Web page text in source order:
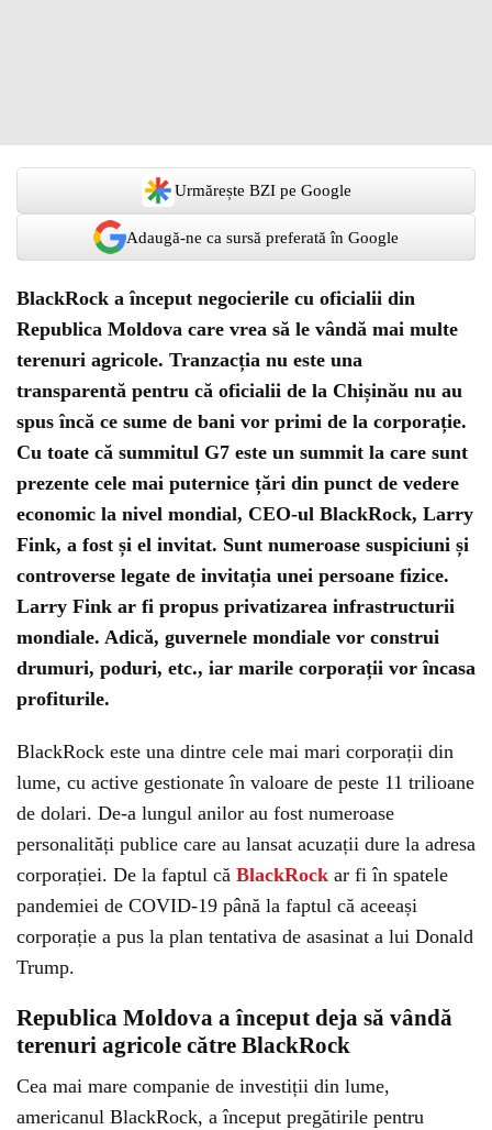
Urmărește BZI pe Google
Adaugă-ne ca sursă preferată în Google
BlackRock a început negocierile cu oficialii din
Republica Moldova care vrea să le vândă mai multe
terenuri agricole. Tranzacția nu este una
transparentă pentru că oficialii de la Chișinău nu au
spus încă ce sume de bani vor primi de la corporație.
Cu toate că summitul G7 este un summit la care sunt
prezente cele mai puternice țări din punct de vedere
economic la nivel mondial, CEO-ul BlackRock, Larry
Fink, a fost și el invitat. Sunt numeroase suspiciuni și
controverse legate de invitația unei persoane fizice.
Larry Fink ar fi propus privatizarea infrastructurii
mondiale. Adică, guvernele mondiale vor construi
drumuri, poduri, etc., iar marile corporații vor încasa
profiturile.
BlackRock este una dintre cele mai mari corporații din
lume, cu active gestionate în valoare de peste 11 trilioane
de dolari. De-a lungul anilor au fost numeroase
personalități publice care au lansat acuzații dure la adresa
corporației. De la faptul că BlackRock ar fi în spatele
pandemiei de COVID-19 până la faptul că aceeași
corporație a pus la plan tentativa de asasinat a lui Donald
Trump.
Republica Moldova a început deja să vândă
terenuri agricole către BlackRock
Cea mai mare companie de investiții din lume,
americanul BlackRock, a început pregătirile pentru